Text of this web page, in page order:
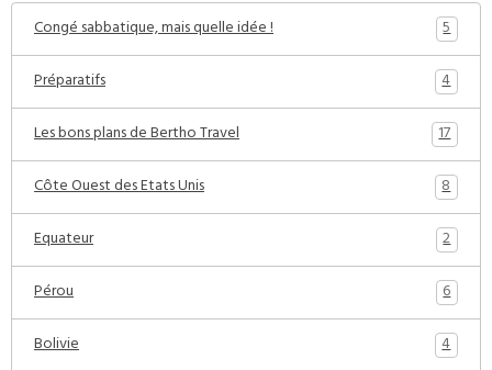
Congé sabbatique, mais quelle idée !
5
Préparatifs
4
Les bons plans de Bertho Travel
17
Côte Ouest des Etats Unis
8
Equateur
2
Pérou
6
Bolivie
4